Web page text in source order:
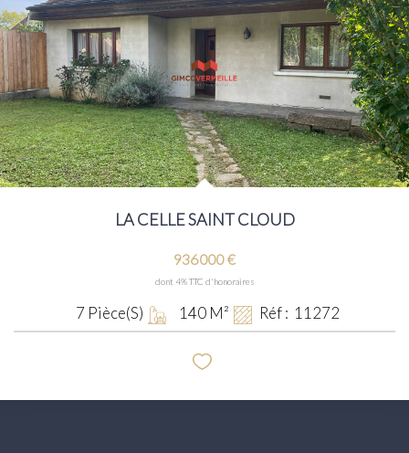
LA CELLE SAINT CLOUD
936 000 €
dont 4% TTC d'honoraires
7 Pièce(s) 140 M² Réf : 11272